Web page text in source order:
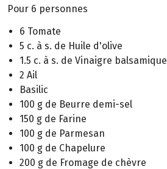
Pour 6 personnes
6 Tomate
5 c. à s. de Huile d'olive
1.5 c. à s. de Vinaigre balsamique
2 Ail
Basilic
100 g de Beurre demi-sel
150 g de Farine
100 g de Parmesan
100 g de Chapelure
200 g de Fromage de chèvre